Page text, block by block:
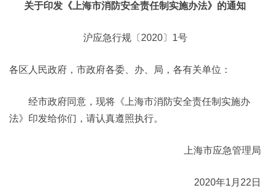
关于印发《上海市消防安全责任制实施办法》的通知
沪应急行规〔2020〕1号
各区人民政府，市政府各委、办、局，各有关单位：
经市政府同意，现将《上海市消防安全责任制实施办
法》印发给你们，请认真遵照执行。
上海市应急管理局
2020年1月22日